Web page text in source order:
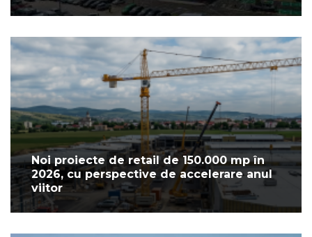
Noi proiecte de retail de 150.000 mp în
2026, cu perspective de accelerare anul
viitor